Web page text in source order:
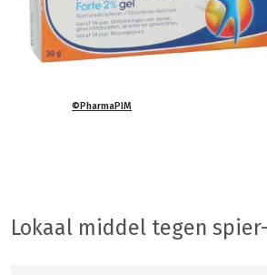
©PharmaPIM
Lokaal middel tegen